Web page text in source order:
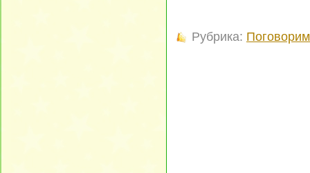
Рубрика: